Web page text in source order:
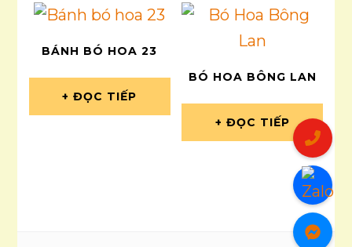
BÁNH BÓ HOA 23
ĐỌC TIẾP
BÓ HOA BÔNG LAN
ĐỌC TIẾP